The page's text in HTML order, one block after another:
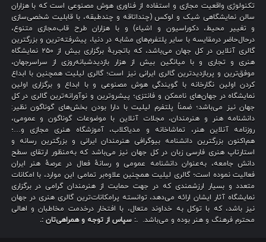
تکنولوژی واقعیت مجازی و استفاده از فناوری هوش مصنوعی است که با هزاران
سالن نمایشگاهی شیک و لوکس (چنداتاقه و چندطبقه، با قابلیت شخصی‌سازی
و تغییر محیط، دکوراسیون و اشیاء) و با هزاران طرح قاب‌مجازی متنوع،
درحال‌حاضر درمقایسه با سایر پلتفرم‌های مشابه در دنیا، پیشرفته‌ترین و بزرگترین
گالری آنلاین در کل جهان می‌باشد، که باتجربهٔ برگزاری بیش از ۲۵۰ نمایشگاه
هنری و تجاری و با میانگین بیش از هزار بازدیدشبانه‌روزی از سراسرجهان،
موفق‌ترین و پربازدیدترین گالری ایرانی نیز است؛ گالری لیلیت همچنین با ابداع
کردن اولین نگارخانه با گویندگی هوش مصنوعی و با ابداع و برگزاری اولین
نمایشگاه در جهان‌های ناممکن و فانتزی؛ پیشروترین و نوآورانه‌ترین گالری در کل
جهان نیز می‌باشد؛ ضمناً پلتفرم لیلیت با دارا بودن بخش‌های گوناگون نظیر:
دانشنامه هنر و هنرمندان، مجلات آنلاین با موضوعات گوناگون و عمومی،
روزنامه آنلاین هنر، تماشاخانه و مدیاکلاب، آموزشگاه هنری مجازی و…؛
هم‌اکنون بزرگترین دانشنامه بیوگرافی هنرمندان ایرانی و بزرگترین رسانه و
استارتاپ هنری فارسی زبان در کل جهان نیز می‌باشد که به‌منظور ارتقای سطح
دانش جامعه، به‌عنوان دانشنامه عمومی و رسانهٔ فعال در عرصهٔ هنر ایران
فعالیت نموده است؛ گالری لیلیت همچنین علاوه‌بر تمامی این موارد، با امکانات
متعدد و بسیار ارزشمندی که در جهت حمایت از هنرمندان گرامی در برگزاری
نمایشگاه آثار ایشان ارائه می‌دهد، توانسته پرامکانات‌ترین گالری هنری در جهان
نیز باشد، که با توکل به خداوند متعال، با افتخار درخدمت مخاطبان و اهالی
محترم فرهنگ و هنر بوده و می‌باشد. .: سپاس از توجه و همراهی‌تان :.